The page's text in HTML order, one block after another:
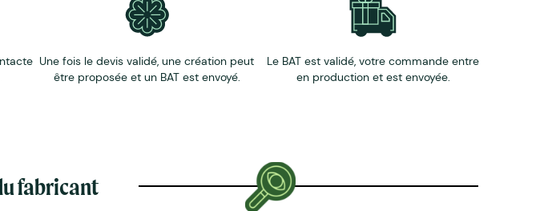
Une fois le devis validé, une création peut
être proposée et un BAT est envoyé.
Le BAT est validé, votre commande entre
en production et est envoyée.
fabricant